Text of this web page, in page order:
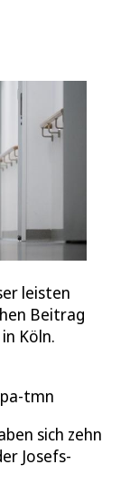
leisten
Beitrag
Köln.
tmn
sich zehn
Josefs-